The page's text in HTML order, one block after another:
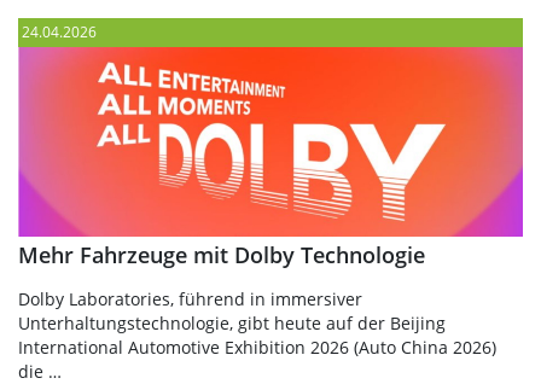
24.04.2026
Mehr Fahrzeuge mit Dolby Technologie
Dolby Laboratories, führend in immersiver
Unterhaltungstechnologie, gibt heute auf der Beijing
International Automotive Exhibition 2026 (Auto China 2026)
die …